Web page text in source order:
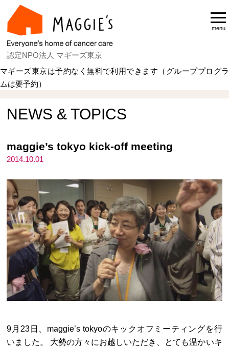
認定NPO法人 マギーズ東京
menu
マギーズ東京は予約なく無料で利用できます（グループプログラ
ムは要予約）
NEWS & TOPICS
maggie’s tokyo kick-off meeting
2014.10.01
9月23日、maggie’s tokyoのキックオフミーティングを行
いました。 大勢の方々にお越しいただき、とても温かいキ